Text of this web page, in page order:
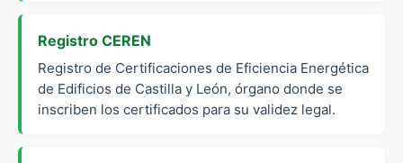
Registro CEREN
Registro de Certificaciones de Eficiencia Energética
de Edificios de Castilla y León, órgano donde se
inscriben los certificados para su validez legal.